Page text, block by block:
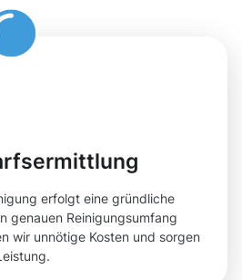
erfolgt eine gründliche
genauen Reinigungsumfang
wir unnötige Kosten und sorgen